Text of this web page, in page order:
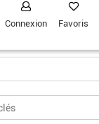
Connexion Favoris